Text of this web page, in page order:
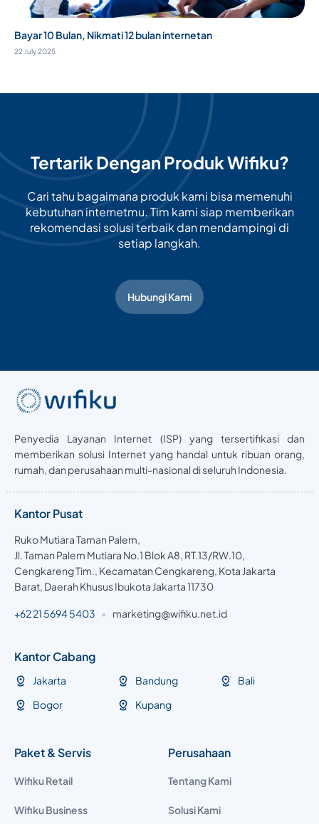
Bayar 10 Bulan, Nikmati 12 bulan internetan
22 July 2025
Tertarik Dengan Produk Wifiku?
Cari tahu bagaimana produk kami bisa memenuhi
kebutuhan internetmu. Tim kami siap memberikan
rekomendasi solusi terbaik dan mendampingi di
setiap langkah.
Hubungi Kami
Penyedia Layanan Internet (ISP) yang tersertifikasi dan
memberikan solusi Internet yang handal untuk ribuan orang,
rumah, dan perusahaan multi-nasional di seluruh Indonesia.
Kantor Pusat
Ruko Mutiara Taman Palem,
Jl. Taman Palem Mutiara No.1 Blok A8, RT.13/RW.10,
Cengkareng Tim., Kecamatan Cengkareng, Kota Jakarta
Barat, Daerah Khusus Ibukota Jakarta 11730
+62 21 5694 5403 • marketing@wifiku.net.id
Kantor Cabang
Jakarta
Bogor
Bandung
Kupang
Bali
Paket & Servis
Wifiku Retail
Wifiku Business
Perusahaan
Tentang Kami
Solusi Kami